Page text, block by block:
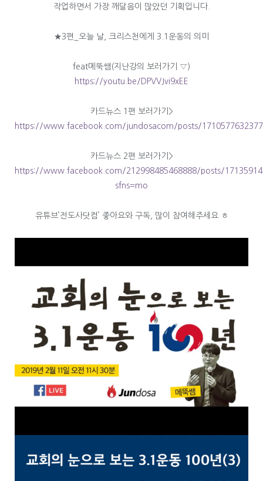
작업하면서 가장 깨달음이 많았던 기획입니다.
★3편_오늘 날, 크리스천에게 3.1운동의 의미
feat메뚝쌤(지난강의 보러가기 ▽)
https://youtu.be/DPVVJvi9xEE
카드뉴스 1편 보러가기>
https://www.facebook.com/jundosacom/posts/
카드뉴스 2편 보러가기>
https://www.facebook.com/212998485468888/posts/
sfns=mo
유튜브’전도사닷컴’ 좋아요와 구독, 많이 참여해주세요 ㅎ